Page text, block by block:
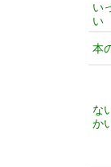
い
い
本
な
か